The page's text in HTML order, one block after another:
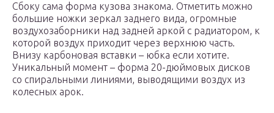
Сбоку сама форма кузова знакома. Отметить можно
большие ножки зеркал заднего вида, огромные
воздухозаборники над задней аркой с радиатором, к
которой воздух приходит через верхнюю часть.
Внизу карбоновая вставки – юбка если хотите.
Уникальный момент – форма 20-дюймовых дисков
со спиральными линиями, выводящими воздух из
колесных арок.